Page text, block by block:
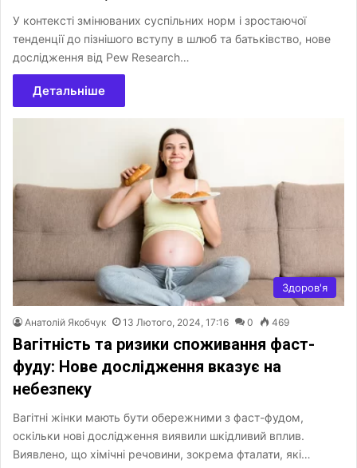
У контексті змінюваних суспільних норм і зростаючої
тенденції до пізнішого вступу в шлюб та батьківство, нове
дослідження від Pew Research…
Детальніше
Здоров'я
Анатолій Якобчук 13 Лютого, 2024, 17:16 0 469
Вагітність та ризики споживання фаст-
фуду: Нове дослідження вказує на
небезпеку
Вагітні жінки мають бути обережними з фаст-фудом,
оскільки нові дослідження виявили шкідливий вплив.
Виявлено, що хімічні речовини, зокрема фталати, які…